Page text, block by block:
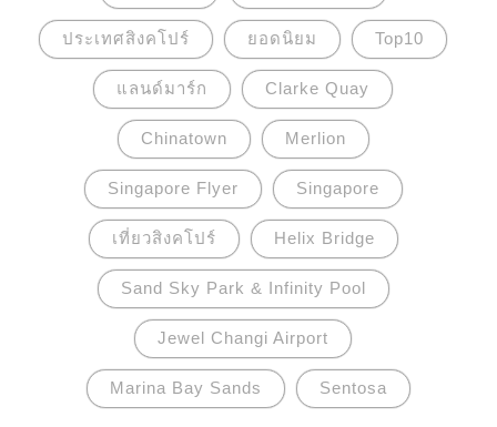
ประเทศสิงคโปร์ ยอดนิยม Top10
แลนด์มาร์ก Clarke Quay
Chinatown Merlion
Singapore Flyer Singapore
เที่ยวสิงคโปร์ Helix Bridge
Sand Sky Park & Infinity Pool
Jewel Changi Airport
Marina Bay Sands Sentosa